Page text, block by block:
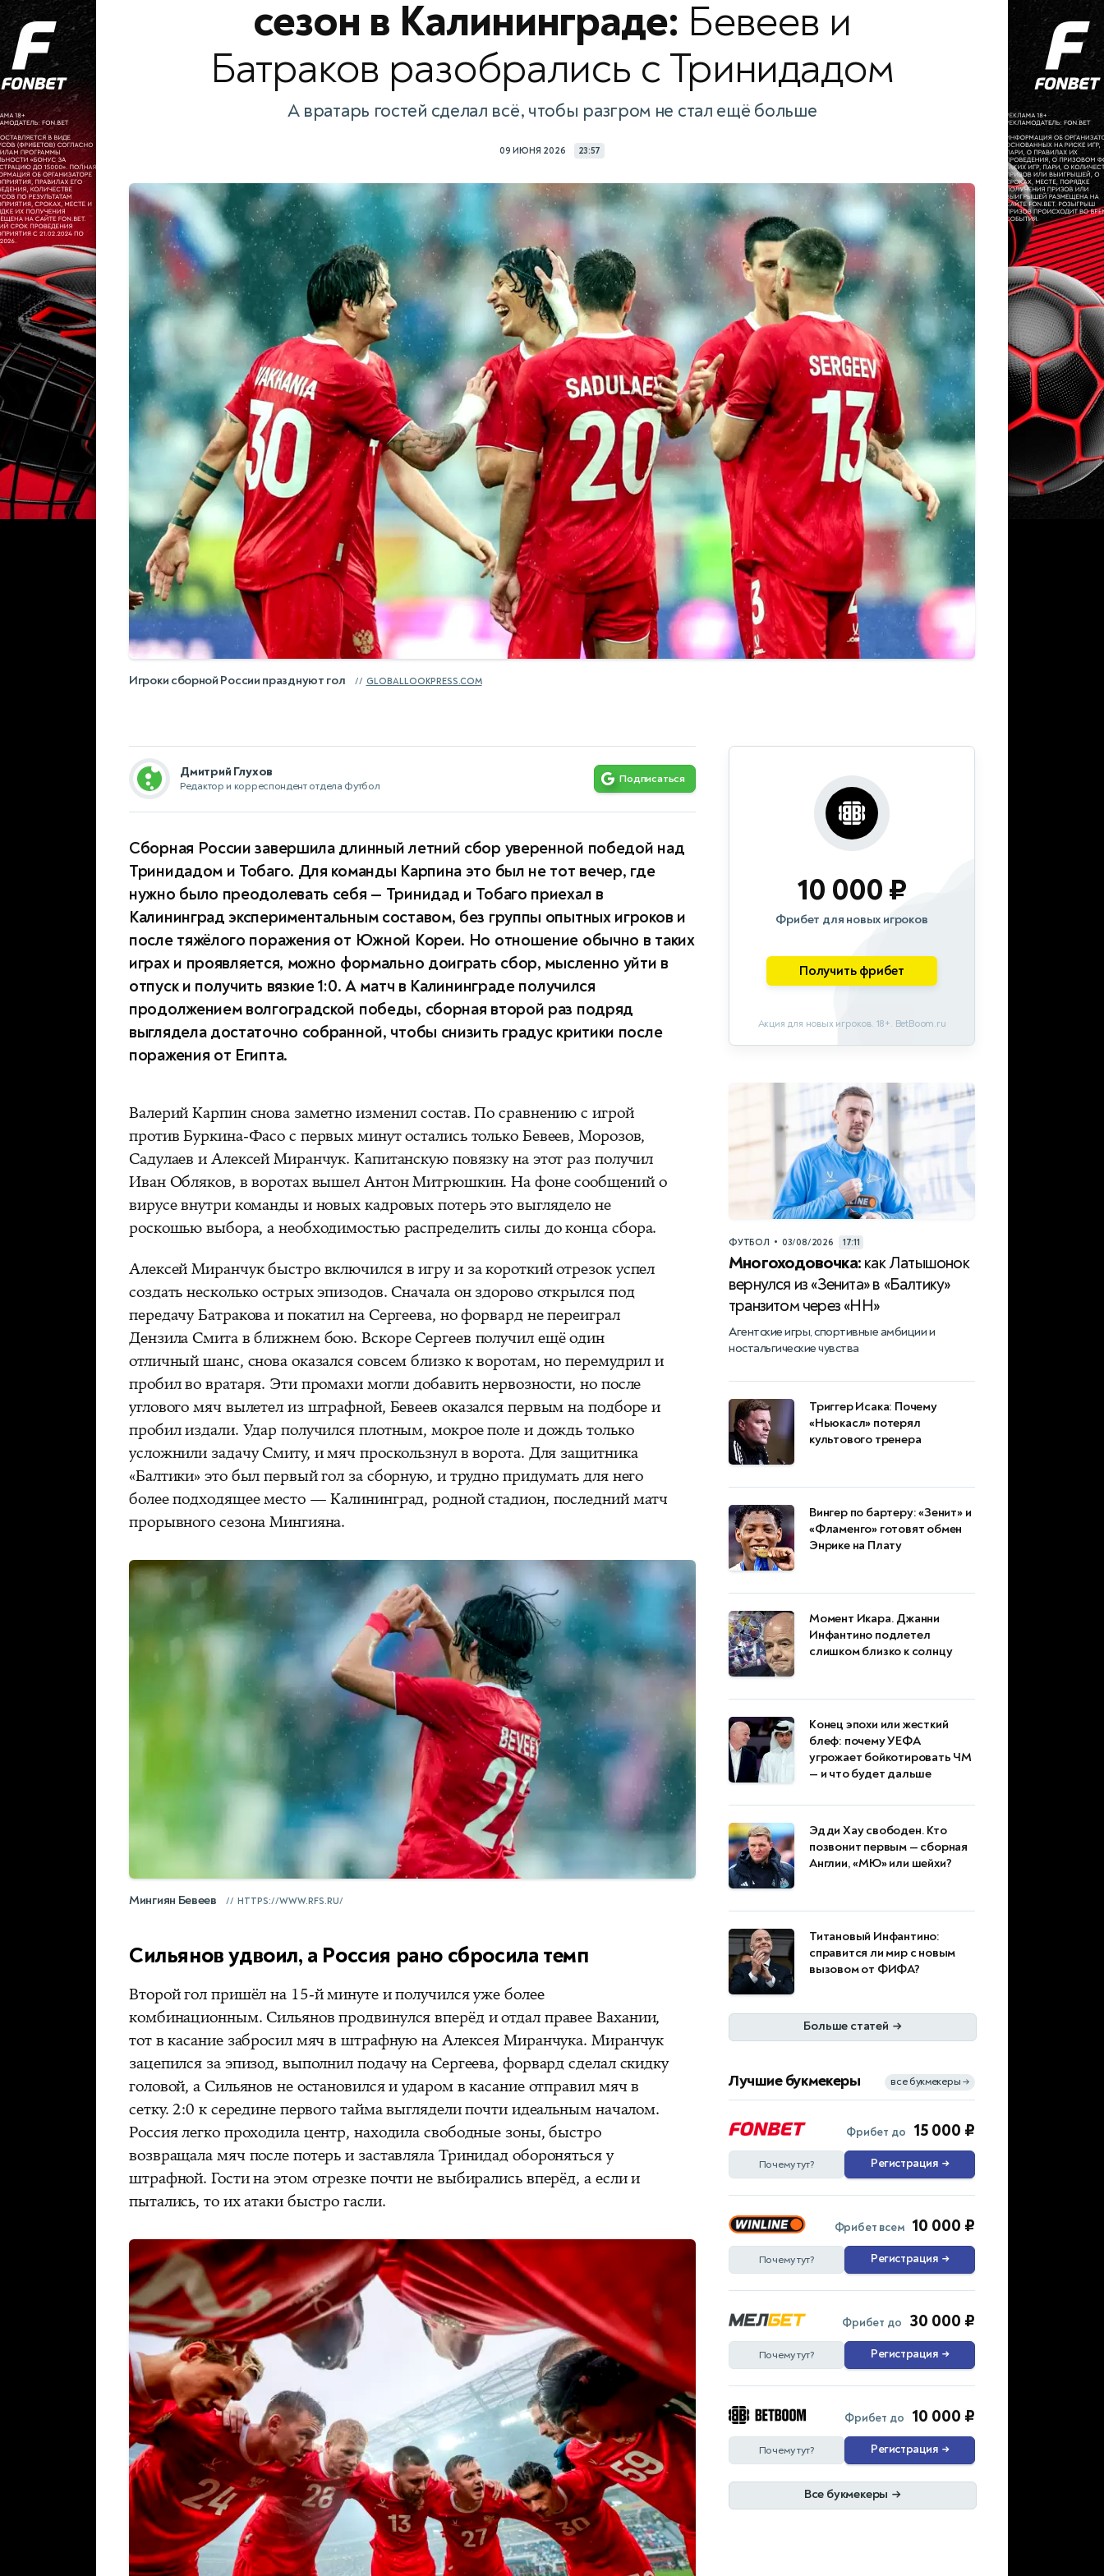
сезон в Калининграде: Бевеев и
Батраков разобрались с Тринидадом
А вратарь гостей сделал всё, чтобы разгром не стал ещё больше
09 ИЮНЯ 2026 23:57
Игроки сборной России празднуют гол GLOBALLOOKPRESS.COM
Дмитрий Глухов
Редактор и корреспондент отдела Футбол
Подписаться
Сборная России завершила длинный летний сбор уверенной победой над
Тринидадом и Тобаго. Для команды Карпина это был не тот вечер, где
нужно было преодолевать себя — Тринидад и Тобаго приехал в
Калининград экспериментальным составом, без группы опытных игроков и
после тяжёлого поражения от Южной Кореи. Но отношение обычно в таких
играх и проявляется, можно формально доиграть сбор, мысленно уйти в
отпуск и получить вязкие 1:0. А матч в Калининграде получился
продолжением волгоградской победы, сборная второй раз подряд
выглядела достаточно собранной, чтобы снизить градус критики после
поражения от Египта.
Валерий Карпин снова заметно изменил состав. По сравнению с игрой
против Буркина-Фасо с первых минут остались только Бевеев, Морозов,
Садулаев и Алексей Миранчук. Капитанскую повязку на этот раз получил
Иван Обляков, в воротах вышел Антон Митрюшкин. На фоне сообщений о
вирусе внутри команды и новых кадровых потерь это выглядело не
роскошью выбора, а необходимостью распределить силы до конца сбора.
Алексей Миранчук быстро включился в игру и за короткий отрезок успел
создать несколько острых эпизодов. Сначала он здорово открылся под
передачу Батракова и покатил на Сергеева, но форвард не переиграл
Дензила Смита в ближнем бою. Вскоре Сергеев получил ещё один
отличный шанс, снова оказался совсем близко к воротам, но перемудрил и
пробил во вратаря. Эти промахи могли добавить нервозности, но после
углового мяч вылетел из штрафной, Бевеев оказался первым на подборе и
пробил издали. Удар получился плотным, мокрое поле и дождь только
усложнили задачу Смиту, и мяч проскользнул в ворота. Для защитника
«Балтики» это был первый гол за сборную, и трудно придумать для него
более подходящее место — Калининград, родной стадион, последний матч
прорывного сезона Мингияна.
Мингиян Бевеев HTTPS://WWW.RFS.RU/
Сильянов удвоил, а Россия рано сбросила темп
Второй гол пришёл на 15-й минуте и получился уже более
комбинационным. Сильянов продвинулся вперёд и отдал правее Вахании,
тот в касание забросил мяч в штрафную на Алексея Миранчука. Миранчук
зацепился за эпизод, выполнил подачу на Сергеева, форвард сделал скидку
головой, а Сильянов не остановился и ударом в касание отправил мяч в
сетку. 2:0 к середине первого тайма выглядели почти идеальным началом.
Россия легко проходила центр, находила свободные зоны, быстро
возвращала мяч после потерь и заставляла Тринидад обороняться у
штрафной. Гости на этом отрезке почти не выбирались вперёд, а если и
пытались, то их атаки быстро гасли.
10 000 ₽
Фрибет для новых игроков
Получить фрибет
Акция для новых игроков. 18+. BetBoom.ru
ФУТБОЛ • 03/08/2026 17:11
Многоходовочка: как Латышонок
вернулся из «Зенита» в «Балтику»
транзитом через «НН»
Агентские игры, спортивные амбиции и
ностальгические чувства
Триггер Исака: Почему
«Ньюкасл» потерял
культового тренера
Вингер по бартеру: «Зенит» и
«Фламенго» готовят обмен
Энрике на Плату
Момент Икара. Джанни
Инфантино подлетел
слишком близко к солнцу
Конец эпохи или жесткий
блеф: почему УЕФА
угрожает бойкотировать ЧМ
— и что будет дальше
Эдди Хау свободен. Кто
позвонит первым — сборная
Англии, «МЮ» или шейхи?
Титановый Инфантино:
справится ли мир с новым
вызовом от ФИФА?
Больше статей →
Лучшие букмекеры все букмекеры →
Фрибет до 15 000 ₽
Почему тут? Регистрация →
Фрибет всем 10 000 ₽
Почему тут? Регистрация →
Фрибет до 30 000 ₽
Почему тут? Регистрация →
Фрибет до 10 000 ₽
Почему тут? Регистрация →
Все букмекеры →